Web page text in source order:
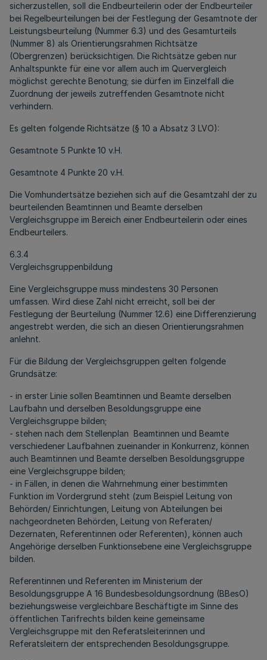
sicherzustellen, soll die Endbeurteilerin oder der Endbeurteiler
bei Regelbeurteilungen bei der Festlegung der Gesamtnote der
Leistungsbeurteilung (Nummer 6.3) und des Gesamturteils
(Nummer 8) als Orientierungsrahmen Richtsätze
(Obergrenzen) berücksichtigen. Die Richtsätze geben nur
Anhaltspunkte für eine vor allem auch im Quervergleich
möglichst gerechte Benotung; sie dürfen im Einzelfall die
Zuordnung der jeweils zutreffenden Gesamtnote nicht
verhindern.
Es gelten folgende Richtsätze (§ 10 a Absatz 3 LVO):
Gesamtnote 5 Punkte 10 v.H.
Gesamtnote 4 Punkte 20 v.H.
Die Vomhundertsätze beziehen sich auf die Gesamtzahl der zu
beurteilenden Beamtinnen und Beamte derselben
Vergleichsgruppe im Bereich einer Endbeurteilerin oder eines
Endbeurteilers.
6.3.4
Vergleichsgruppenbildung
Eine Vergleichsgruppe muss mindestens 30 Personen
umfassen. Wird diese Zahl nicht erreicht, soll bei der
Festlegung der Beurteilung (Nummer 12.6) eine Differenzierung
angestrebt werden, die sich an diesen Orientierungsrahmen
anlehnt.
Für die Bildung der Vergleichsgruppen gelten folgende
Grundsätze:
- in erster Linie sollen Beamtinnen und Beamte derselben
Laufbahn und derselben Besoldungsgruppe eine
Vergleichsgruppe bilden;
- stehen nach dem Stellenplan Beamtinnen und Beamte
verschiedener Laufbahnen zueinander in Konkurrenz, können
auch Beamtinnen und Beamte derselben Besoldungsgruppe
eine Vergleichsgruppe bilden;
- in Fällen, in denen die Wahrnehmung einer bestimmten
Funktion im Vordergrund steht (zum Beispiel Leitung von
Behörden/ Einrichtungen, Leitung von Abteilungen bei
nachgeordneten Behörden, Leitung von Referaten/
Dezernaten, Referentinnen oder Referenten), können auch
Angehörige derselben Funktionsebene eine Vergleichsgruppe
bilden.
Referentinnen und Referenten im Ministerium der
Besoldungsgruppe A 16 Bundesbesoldungsordnung (BBesO)
beziehungsweise vergleichbare Beschäftigte im Sinne des
öffentlichen Tarifrechts bilden keine gemeinsame
Vergleichsgruppe mit den Referatsleiterinnen und
Referatsleitern der entsprechenden Besoldungsgruppe.